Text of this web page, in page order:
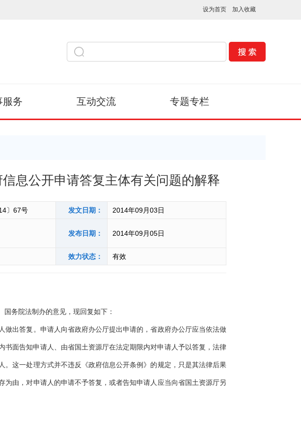
设为首页 加入收藏
服务 互动交流 专题专栏
息公开申请答复主体有关问题的解释
〕67号 发文日期： 2014年09月03日
发布日期： 2014年09月05日
效力状态： 有效
务院法制办的意见，现回复如下：
出答复。申请人向省政府办公厅提出申请的，省政府办公厅应当依法做
面告知申请人、由省国土资源厅在法定期限内对申请人予以答复，法律
这一处理方式并不违反《政府信息公开条例》的规定，只是其法律后果
由，对申请人的申请不予答复，或者告知申请人应当向省国土资源厅另